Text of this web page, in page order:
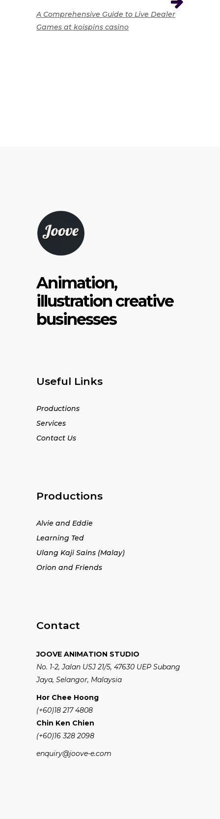
A Comprehensive Guide to Live Dealer
Games at koispins casino
Animation,
illustration creative
businesses
Useful Links
Productions
Services
Contact Us
Productions
Alvie and Eddie
Learning Ted
Ulang Kaji Sains (Malay)
Orion and Friends
Contact
JOOVE ANIMATION STUDIO
No. 1-2, Jalan USJ 21/5, 47630 UEP Subang
Jaya, Selangor, Malaysia
Hor Chee Hoong
(+60)18 217 4808
Chin Ken Chien
(+60)16 328 2098
enquiry@joove-e.com